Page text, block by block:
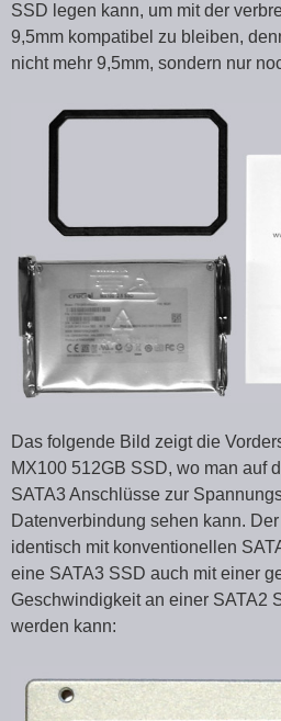
SSD legen kann, um mit der
9,5mm kompatibel zu bleiben,
nicht mehr 9,5mm, sondern nur
Das folgende Bild zeigt die
MX100 512GB SSD, wo man auf
SATA3 Anschlüsse zur
Datenverbindung sehen kann.
identisch mit konventionellen
eine SATA3 SSD auch mit einer
Geschwindigkeit an einer SATA2
werden kann: